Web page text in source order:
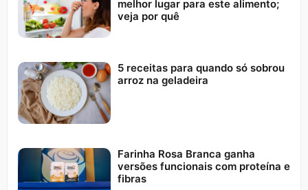
melhor lugar para este alimento;
veja por quê
5 receitas para quando só sobrou
arroz na geladeira
Farinha Rosa Branca ganha
versões funcionais com proteína e
fibras